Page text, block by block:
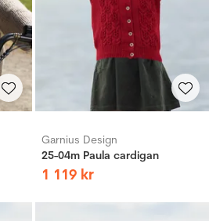
Garnius Design
25-04m Paula cardigan
1 119 kr